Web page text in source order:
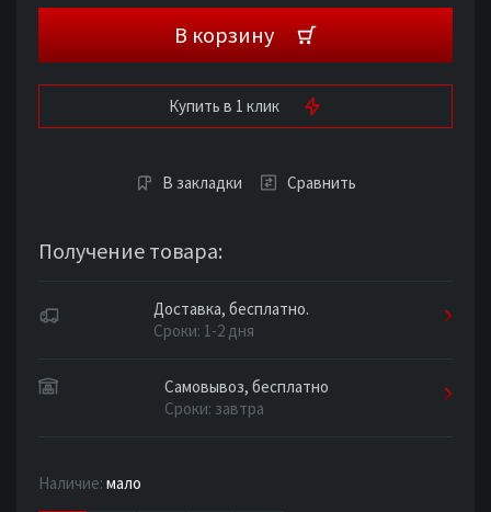
В корзину
Купить в 1 клик
В закладки Сравнить
Получение товара:
Доставка, бесплатно.
Сроки: 1-2 дня
Самовывоз, бесплатно
Сроки: завтра
Наличие: мало